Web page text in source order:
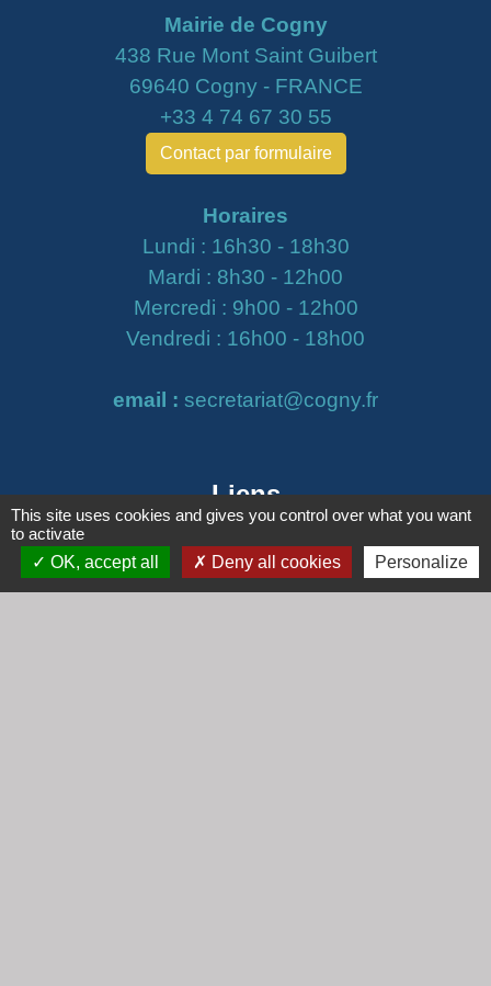
Mairie de Cogny
438 Rue Mont Saint Guibert
69640 Cogny - FRANCE
+33 4 74 67 30 55
Contact par formulaire
Horaires
Lundi : 16h30 - 18h30
Mardi : 8h30 - 12h00
Mercredi : 9h00 - 12h00
Vendredi : 16h00 - 18h00
email : secretariat@cogny.fr
Liens
Communauté d'Agglomération Villefranche
Beaujolais Saône
Commune de Denicé
This site uses cookies and gives you control over what you want
to activate
OK, accept all
Deny all cookies Personalize